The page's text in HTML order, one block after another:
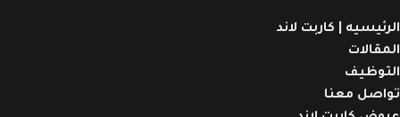
الرئيسيه | كاربت لاند
المقالات
التوظيف
تواصل معنا